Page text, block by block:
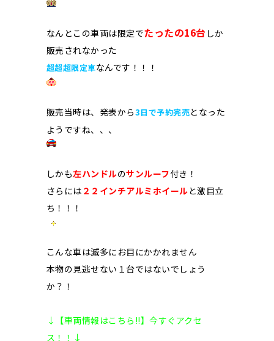
なんとこの車両は限定でたったの16台 しか
販売されなかった
超超超限定車なんです！！！
販売当時は、発表から3日で予約完売となった
ようですね、、、
しかも左ハンドルのサンルーフ付き！
さらには ２２インチアルミホイールと激目立
ち！！！
こんな車は滅多にお目にかかれません
本物の見逃せない１台ではないでしょう
か？！
↓【車両情報はこちら!!】今すぐアクセ
ス！！↓